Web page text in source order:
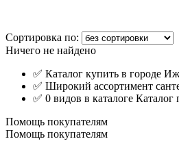
Сортировка по:
Ничего не найдено
✅ Каталог купить в городе
✅ Широкий ассортимент
✅ 0 видов в каталоге Каталог
Помощь покупателям
Помощь покупателям